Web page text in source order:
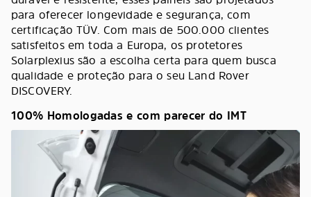
para oferecer longevidade e segurança, com
certificação TÜV. Com mais de 500.000 clientes
satisfeitos em toda a Europa, os protetores
Solarplexius são a escolha certa para quem busca
qualidade e proteção para o seu Land Rover
DISCOVERY.
100% Homologadas e com parecer do IMT